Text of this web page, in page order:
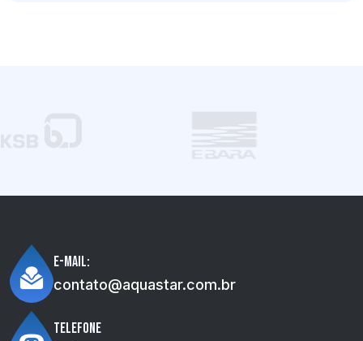
E-mail:
contato@aquastar.com.br
Telefone